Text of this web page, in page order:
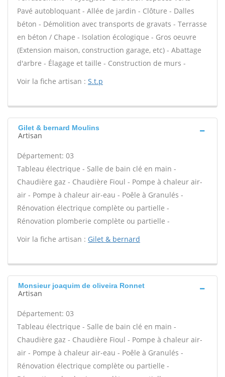
Pavé autobloquant - Allée de jardin - Clôture - Dalles
béton - Démolition avec transports de gravats - Terrasse
en béton / Chape - Isolation écologique - Gros oeuvre
(Extension maison, construction garage, etc) - Abattage
d'arbre - Élagage et taille - Construction de murs -
Voir la fiche artisan : S.t.p
Gilet & bernard Moulins
Artisan
Département: 03
Tableau électrique - Salle de bain clé en main -
Chaudière gaz - Chaudière Fioul - Pompe à chaleur air-
air - Pompe à chaleur air-eau - Poêle à Granulés -
Rénovation électrique complète ou partielle -
Rénovation plomberie complète ou partielle -
Voir la fiche artisan : Gilet & bernard
Monsieur joaquim de oliveira Ronnet
Artisan
Département: 03
Tableau électrique - Salle de bain clé en main -
Chaudière gaz - Chaudière Fioul - Pompe à chaleur air-
air - Pompe à chaleur air-eau - Poêle à Granulés -
Rénovation électrique complète ou partielle -